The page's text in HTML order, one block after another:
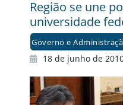
Região se une
universidade
Governo e
18 de junho de